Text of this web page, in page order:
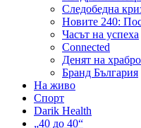
Следобедна
Новите 240:
Часът на успеха
Connected
Денят на
Бранд България
На живо
Спорт
Darik Health
„40 до 40“